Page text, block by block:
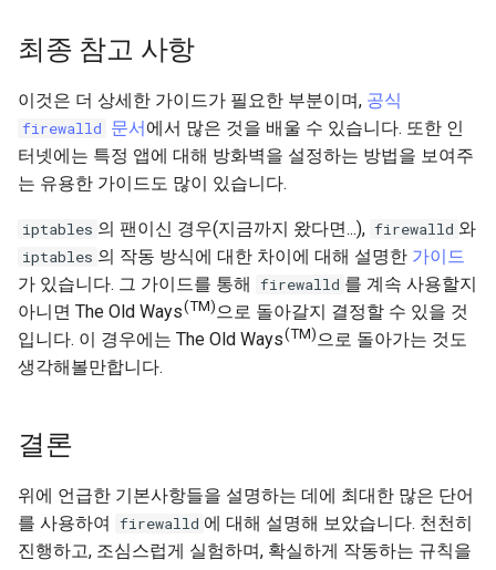
최종 참고 사항
이것은 더 상세한 가이드가 필요한 부분이며, 공식
firewalld 문서에서 많은 것을 배울 수 있습니다. 또한 인
터넷에는 특정 앱에 대해 방화벽을 설정하는 방법을 보여주
는 유용한 가이드도 많이 있습니다.
iptables 의 팬이신 경우(지금까지 왔다면...), firewalld 와
iptables 의 작동 방식에 대한 차이에 대해 설명한 가이드
가 있습니다. 그 가이드를 통해 firewalld 를 계속 사용할지
아니면 The Old Ways(TM)으로 돌아갈지 결정할 수 있을 것
입니다. 이 경우에는 The Old Ways(TM)으로 돌아가는 것도
생각해볼만합니다.
결론
위에 언급한 기본사항들을 설명하는 데에 최대한 많은 단어
를 사용하여 firewalld 에 대해 설명해 보았습니다. 천천히
진행하고, 조심스럽게 실험하며, 확실하게 작동하는 규칙을